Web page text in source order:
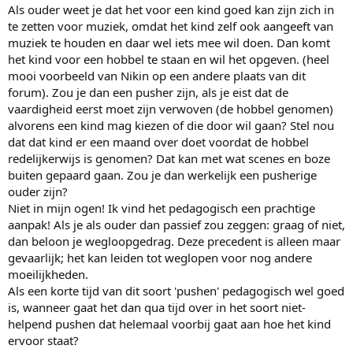
Als ouder weet je dat het voor een kind goed kan zijn zich in
te zetten voor muziek, omdat het kind zelf ook aangeeft van
muziek te houden en daar wel iets mee wil doen. Dan komt
het kind voor een hobbel te staan en wil het opgeven. (heel
mooi voorbeeld van Nikin op een andere plaats van dit
forum). Zou je dan een pusher zijn, als je eist dat de
vaardigheid eerst moet zijn verwoven (de hobbel genomen)
alvorens een kind mag kiezen of die door wil gaan? Stel nou
dat dat kind er een maand over doet voordat de hobbel
redelijkerwijs is genomen? Dat kan met wat scenes en boze
buiten gepaard gaan. Zou je dan werkelijk een pusherige
ouder zijn?
Niet in mijn ogen! Ik vind het pedagogisch een prachtige
aanpak! Als je als ouder dan passief zou zeggen: graag of niet,
dan beloon je wegloopgedrag. Deze precedent is alleen maar
gevaarlijk; het kan leiden tot weglopen voor nog andere
moeilijkheden.
Als een korte tijd van dit soort 'pushen' pedagogisch wel goed
is, wanneer gaat het dan qua tijd over in het soort niet-
helpend pushen dat helemaal voorbij gaat aan hoe het kind
ervoor staat?